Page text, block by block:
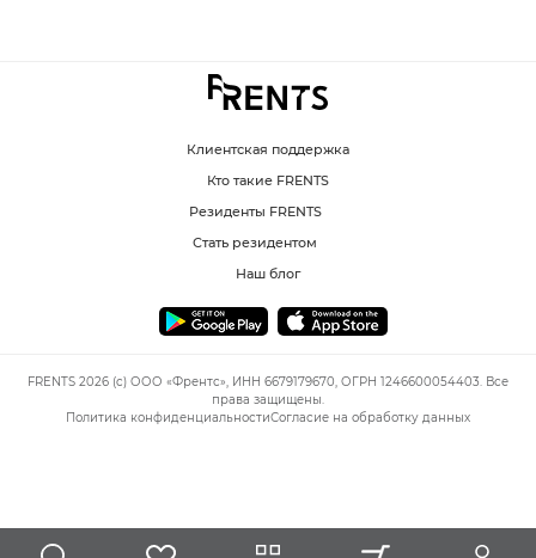
Клиентская поддержка
Кто такие FRENTS
Резиденты FRENTS
Стать резидентом
Наш блог
FRENTS 2026 (c) ООО «Френтс», ИНН 6679179670, ОГРН 1246600054403. Все
права защищены.
Политика конфиденциальностиСогласие на обработку данных